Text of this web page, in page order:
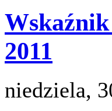
2011
niedziela,